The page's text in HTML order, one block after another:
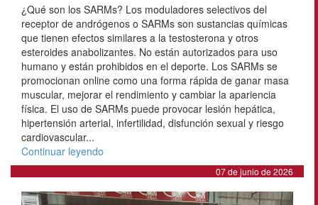
¿Qué son los SARMs? Los moduladores selectivos del
receptor de andrógenos o SARMs son sustancias químicas
que tienen efectos similares a la testosterona y otros
esteroides anabolizantes. No están autorizados para uso
humano y están prohibidos en el deporte. Los SARMs se
promocionan online como una forma rápida de ganar masa
muscular, mejorar el rendimiento y cambiar la apariencia
física. El uso de SARMs puede provocar lesión hepática,
hipertensión arterial, infertilidad, disfunción sexual y riesgo
cardiovascular...
Continuar leyendo
07 de junio de 2026